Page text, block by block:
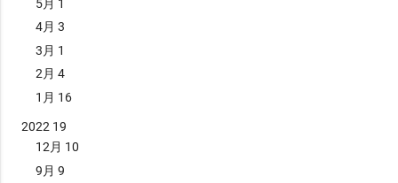
5月 1
4月3
3月 1
2月4
1月 16
2022 19
12月 10
9月9